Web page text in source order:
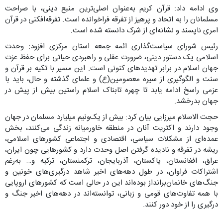
وی ادامه داد: قرآن کریم به‌عنوان اصلی‌ترین منبع دینی، با صراحت
مسلمانان را به اتحاد و پرهیز از تفرقه فراخوانده است. تفرقه‌افکنی در قرآن
امری ناپسند و نشانه‌ای از شرک دانسته شده است.
رئیس شورای سیاست‌گذاری ائمه جمعه استان مرکزی افزود: وحدت
اسلامی یک دستور دینی، ضرورت عقلی و راهبردی حیاتی برای حفظ عزت
جهان اسلام در برابر تهدیدهای کنونی است. این مسیر با تکیه بر قرآن و
سنت و الگوگیری از سیره معصومین(ع) و علمای گذشته و حال، باید با
عزمی راسخ ادامه یابد تا چهره تابناک اسلام راستین بیش از پیش در
جهان بدرخشد.
حجت الاسلام میرزایی بیان کرد: بیش از یک‌ونیم میلیارد مسلمان در جهان
وجود دارند و اکثریت آنان در منطقه خاورمیانه زندگی می‌کنند، بخش
عمده‌ای از مشکلات سیاسی، اقتصادی و اجتماعی کشورهای اسلامی،
ریشه در تفرقه و نادیده‌ گرفتن اصل وحدت دارد و کشورهایی چون ایران،
عراق، افغانستان، پاکستان، آذربایجان، ترکمنستان، ترکیه و… به‌رغم
اشتراکات فراوان، در طول دهه‌های اخیر شاهد درگیری‌های خونین و
جنگ‌های خانمان‌برانداز بوده‌اند این در حالی است که کشورهای اروپایی
با همه تفاوت‌های قومی و زبانی، توانسته‌اند در دهه‌های اخیر جنگ و
درگیری را از خود دور کنند.